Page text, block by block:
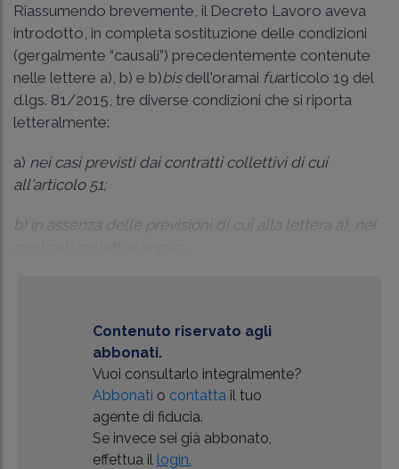
Riassumendo brevemente, il Decreto Lavoro aveva
introdotto, in completa sostituzione delle condizioni
(gergalmente “causali”) precedentemente contenute
nelle lettere a), b) e b)bisdell'oramai fuarticolo 19 del
d.lgs. 81/2015, tre diverse condizioni che si riporta
letteralmente:
a) nei casi previsti dai contratti collettivi di cui
all'articolo 51;
b) in assenza delle previsioni di cui alla lettera a), nei
Contenuto riservato agli
abbonati.
Vuoi consultarlo integralmente?
Abbonati o contattail tuo
agente di fiducia.
Se invece sei già abbonato,
effettua il login.